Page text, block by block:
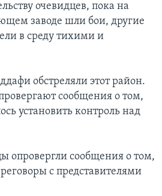
очевидцев, пока на
заводе шли бои, другие
в среду тихими и
обстреляли этот район.
сообщения о том,
установить контроль над
опровергли сообщения о том,
с представителями